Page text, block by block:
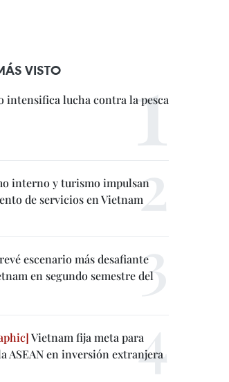
VISTO
intensifica lucha contra la pesca
interno y turismo impulsan
de servicios en Vietnam
escenario más desafiante
en segundo semestre del
Vietnam fija meta para
ASEAN en inversión extranjera